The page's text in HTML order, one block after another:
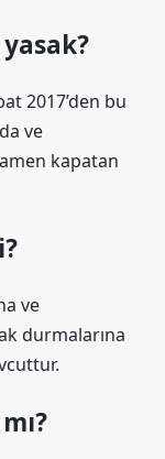
2017’den bu
ve
kapatan
ve
durmalarına